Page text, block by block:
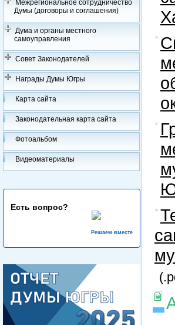
Межрегиональное сотрудничество
Думы (договоры и соглашения)
Дума и органы местного
самоуправления
Совет Законодателей
Награды Думы Югры
Карта сайта
Законодательная карта сайта
Фотоальбом
Видеоматериалы
Есть вопрос?
Решаем вместе